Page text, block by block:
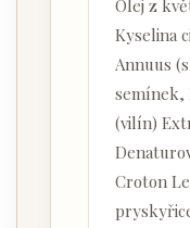
Olej z
Kyselina
Annuus
semínek,
(vilín)
Croton